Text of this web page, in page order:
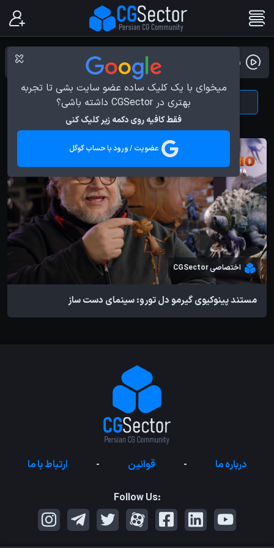
میخوای با یک کلیک ساده عضو سایت بشی تا تجربه
بهتری در CGSector داشته باشی؟
فقط کافیه روی دکمه زیر کلیک کنی
عضویت / ورود با حساب گوگل
ویدیو بلاگ
News
اختصاصی CGSector
مستند پینوکیوی گیرمو دل تورو: سینمای دست ساز
درباره ما - قوانین - ارتباط با ما
Follow Us: